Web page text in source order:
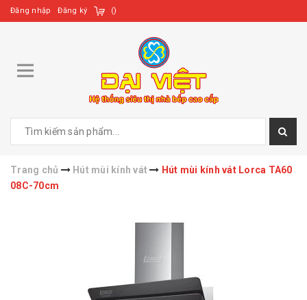
Đăng nhập Đăng ký ()
Trang chủ Hút mùi kính vát
Hút mùi kính vát Lorca TA60
08C-70cm